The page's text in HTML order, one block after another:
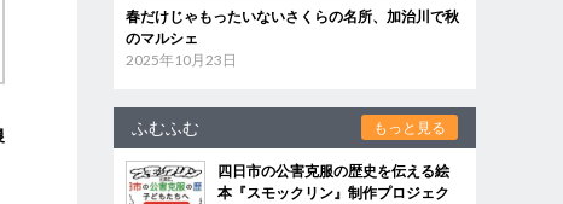
春だけじゃもったいないさくらの名所、加治川で秋
のマルシェ
2025年10月23日
ふむふむ もっと見る
四日市の公害克服の歴史を伝える絵
本『スモックリン』制作プロジェク